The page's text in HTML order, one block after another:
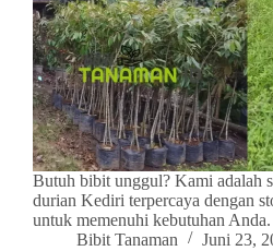
Butuh bibit unggul? Kami adalah
durian Kediri terpercaya dengan
untuk memenuhi kebutuhan Anda.
Bibit Tanaman
Juni 23,